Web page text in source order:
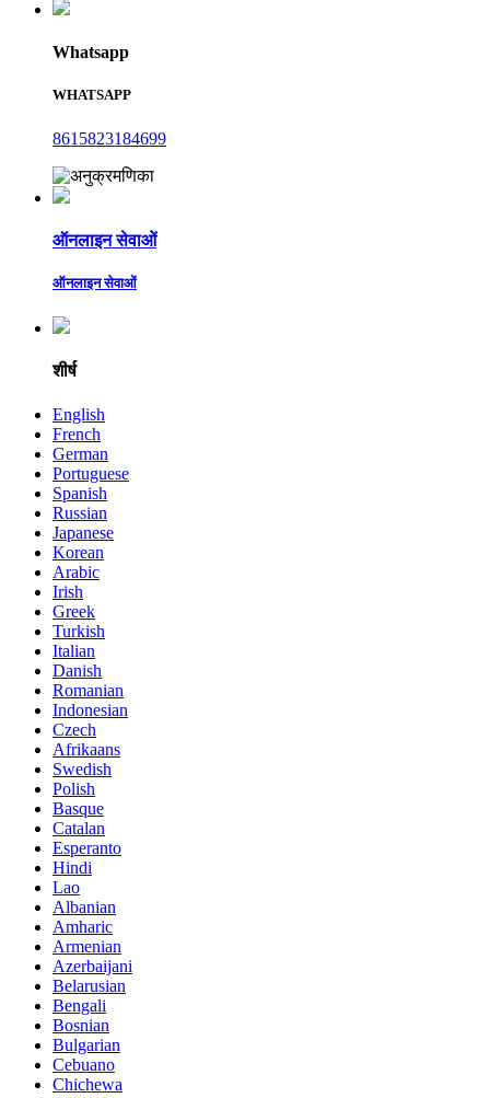
Whatsapp
WHATSAPP
8615823184699
ऑनलाइन सेवाओं
ऑनलाइन सेवाओं
शीर्ष
English
French
German
Portuguese
Spanish
Russian
Japanese
Korean
Arabic
Irish
Greek
Turkish
Italian
Danish
Romanian
Indonesian
Czech
Afrikaans
Swedish
Polish
Basque
Catalan
Esperanto
Hindi
Lao
Albanian
Amharic
Armenian
Azerbaijani
Belarusian
Bengali
Bosnian
Bulgarian
Cebuano
Chichewa